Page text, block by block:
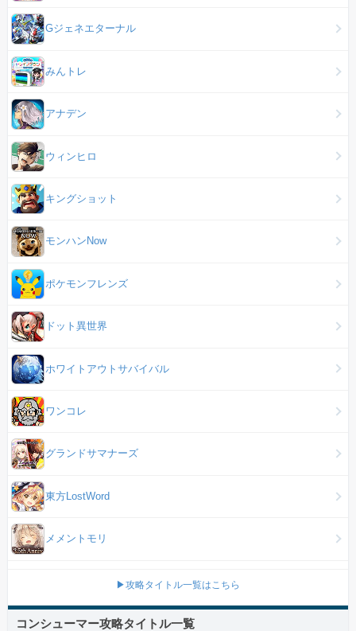
Gジェネエターナル
みんトレ
アナデン
ウィンヒロ
キングショット
モンハンNow
ポケモンフレンズ
ドット異世界
ホワイトアウトサバイバル
ワンコレ
グランドサマナーズ
東方LostWord
メメントモリ
▶攻略タイトル一覧はこちら
コンシューマー攻略タイトル一覧